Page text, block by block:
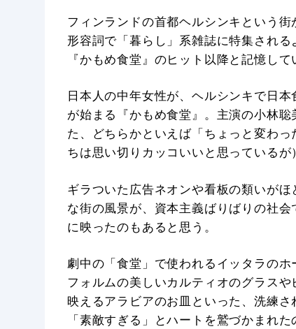
フィンランドの首都ヘルシンキという
形容詞で「暮らし」系雑誌に特集され
『かもめ食堂』のヒット以降と記憶して
日本人の中年女性が、ヘルシンキで日
が始まる『かもめ食堂』。主演の小林
た、どちらかといえば「ちょっと変わ
ちは思い切りカッコいいと思っているが
ギラついた広告ネオンや看板の類いが
な街の風景が、資本主義ばりばりの社
に映ったのもあると思う。
劇中の「食堂」で使われるイッタラの
フォルムの美しいカルティオのグラス
映えるアラビアのお皿といった、洗練
「素敵すぎる」とハートを鷲づかまれ